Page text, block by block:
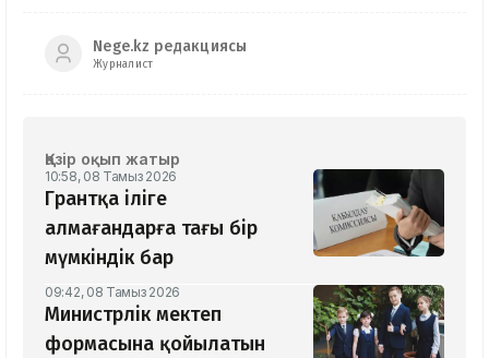
Nege.kz редакциясы
Журналист
Қазір оқып жатыр
10:58, 08 Тамыз 2026
Грантқа іліге
алмағандарға тағы бір
мүмкіндік бар
09:42, 08 Тамыз 2026
Министрлік мектеп
формасына қойылатын